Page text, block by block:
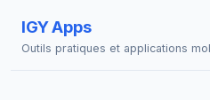
IGY Apps
Outils pratiques et applications